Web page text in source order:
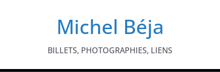
Michel Béja
BILLETS, PHOTOGRAPHIES, LIENS